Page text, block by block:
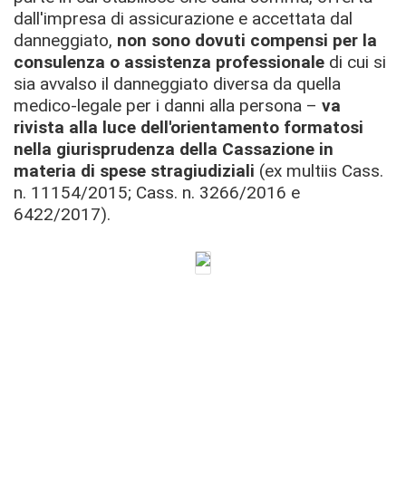
dall'impresa di assicurazione e accettata dal
danneggiato, non sono dovuti compensi per la
consulenza o assistenza professionale di cui si
sia avvalso il danneggiato diversa da quella
medico-legale per i danni alla persona – va
rivista alla luce dell'orientamento formatosi
nella giurisprudenza della Cassazione in
materia di spese stragiudiziali (ex multiis Cass.
n. 11154/2015; Cass. n. 3266/2016 e
6422/2017).